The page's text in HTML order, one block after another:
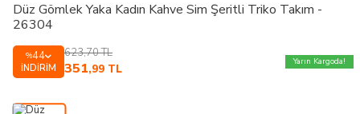
Düz Gömlek Yaka Kadın Kahve Sim Şeritli Triko Takım -
26304
%44
İNDIRIM
623,70TL
351,99 TL
Yarın Kargoda!